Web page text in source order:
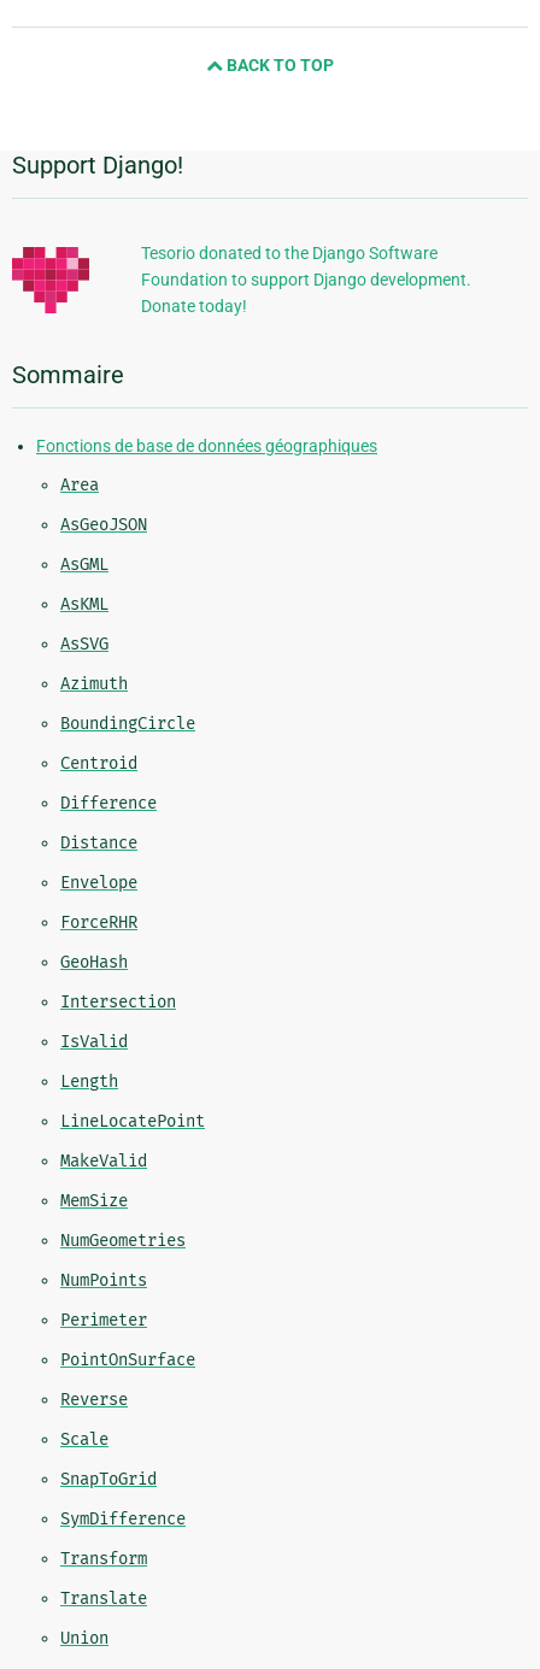
BACK TO TOP
Informations
supplémentaires
Support Django!
Tesorio donated to the Django Software
Foundation to support Django development.
Donate today!
Sommaire
Fonctions de base de données géographiques
Area
AsGeoJSON
AsGML
AsKML
AsSVG
Azimuth
BoundingCircle
Centroid
Difference
Distance
Envelope
ForceRHR
GeoHash
Intersection
IsValid
Length
LineLocatePoint
MakeValid
MemSize
NumGeometries
NumPoints
Perimeter
PointOnSurface
Reverse
Scale
SnapToGrid
SymDifference
Transform
Translate
Union